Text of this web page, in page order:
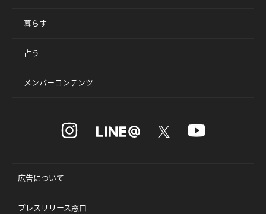
暮らす
占う
メンバーコンテンツ
広告について
プレスリリース窓口